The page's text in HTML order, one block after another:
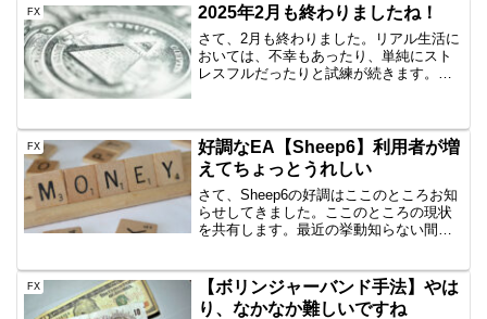
FX 2025年2月も終わりましたね！
さて、2月も終わりました。リアル生活に
おいては、不幸もあったり、単純にスト
レスフルだったりと試練が続きます。グ
お亡くなりになりました！まぁ元金は回
収済ではあったのですが...
FX
好調なEA【Sheep6】利用者が増
えてちょっとうれしい
さて、Sheep6の好調はここのところお知
らせしてきました。ここのところの現状
を共有します。最近の挙動知らない間に
での運転となっており、見ていて安心し
ています。最...
FX
【ボリンジャーバンド手法】やは
り、なかなか難しいですね